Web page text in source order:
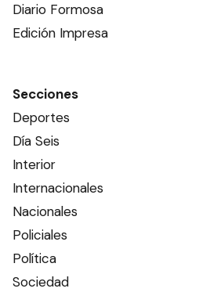
Diario Formosa
Edición Impresa
Secciones
Deportes
Día Seis
Interior
Internacionales
Nacionales
Policiales
Política
Sociedad